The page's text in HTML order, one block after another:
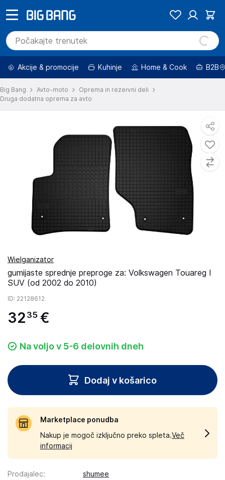
Akcije & promocije Kuhinje Home & Cook B2B
Big Bang Avto-moto
Oprema in rezervni deli
Druga dodatna oprema za avto
Wielganizator
gumijaste sprednje preproge za: Volkswagen Touareg I
SUV (od 2002 do 2010)
ID: 22128612
32 35 €
Na voljo v 5-6 delovnih dneh
Dodaj v košarico
Marketplace ponudba
Nakup je mogoč izključno preko spleta.Več
informacij
Prodajalec:
shumee